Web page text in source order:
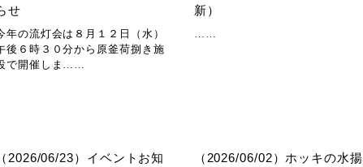
せ
年の流灯会は８月１２日（水）
後６時３０分から原釜荷捌き施
で開催しま……
新）
……
2026/06/23）イベントお知
（2026/06/02）ホッキの水揚